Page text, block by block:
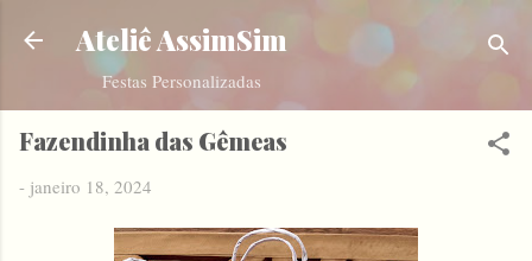
Pular para o conteúdo principal
Ateliê AssimSim
Festas Personalizadas
Fazendinha das Gêmeas
- janeiro 18, 2024